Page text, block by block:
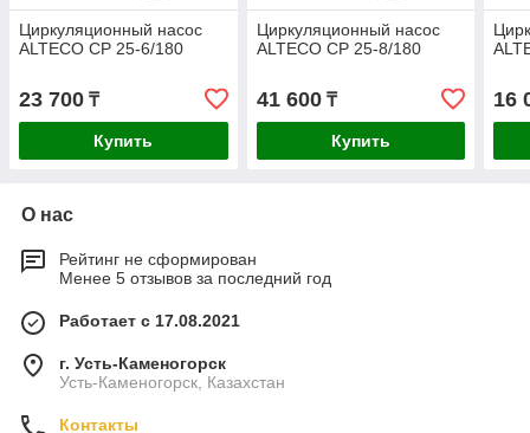
Циркуляционный насос
ALTECO CP 25-6/180
23 700 ₸
Купить
Циркуляционный насос
ALTECO CP 25-8/180
41 600₸
Купить
16
О нас
Рейтинг не сформирован
Менее 5 отзывов за последний год
Работает с 17.08.2021
г. Усть-Каменогорск
Усть-Каменогорск, Казахстан
Контакты